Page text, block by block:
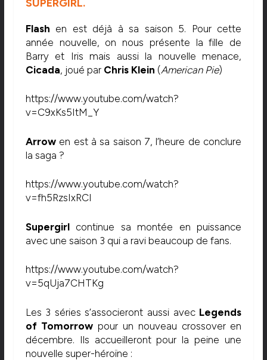
SUPERGIRL.
Flash en est déjà à sa saison 5. Pour cette
année nouvelle, on nous présente la fille de
Barry et Iris mais aussi la nouvelle menace,
Cicada, joué parChris Klein (American Pie)
https://www.youtube.com/watch?
v=C9xKs5ItM_Y
Arrowen est à sa saison 7, l’heure de conclure
la saga ?
https://www.youtube.com/watch?
v=fh5RzsIxRCI
Supergirlcontinue sa montée en puissance
avec une saison 3 qui a ravi beaucoup de fans.
https://www.youtube.com/watch?
v=5qUja7CHTKg
Les 3 séries s’associeront aussi avec Legends
of Tomorrow pour un nouveau crossover en
décembre. Ils accueilleront pour la peine une
nouvelle super-héroïne :